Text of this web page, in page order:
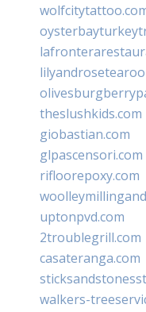
theslushkids.com
giobastian.com
glpascensori.com
rifloorepoxy.com
uptonpvd.com
2troublegrill.com
casateranga.com
walkers-